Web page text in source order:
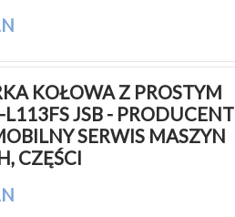
KOŁOWA Z PROSTYM
JSB - PRODUCENT
SERWIS MASZYN
CZĘŚCI